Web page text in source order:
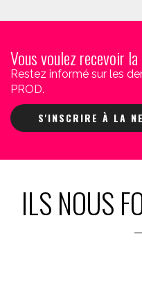
Vous voulez recevoir
Restez informé sur les
PROD.
S'INSCRIRE À LA
ILS NOUS